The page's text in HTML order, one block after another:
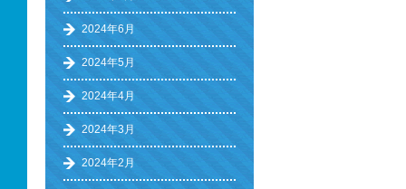
2024年6月
2024年5月
2024年4月
2024年3月
2024年2月